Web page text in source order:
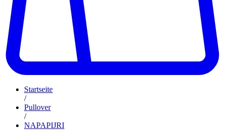
Startseite
/
Pullover
/
NAPAPIJRI